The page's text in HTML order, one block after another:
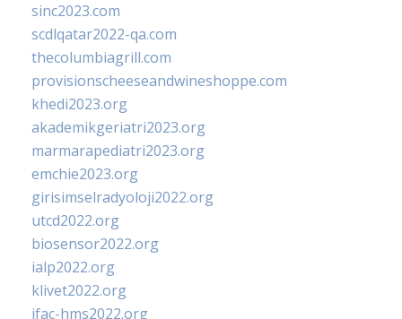
sinc2023.com
scdlqatar2022-qa.com
thecolumbiagrill.com
provisionscheeseandwineshoppe.com
khedi2023.org
akademikgeriatri2023.org
marmarapediatri2023.org
emchie2023.org
girisimselradyoloji2022.org
utcd2022.org
biosensor2022.org
ialp2022.org
klivet2022.org
ifac-hms2022.org